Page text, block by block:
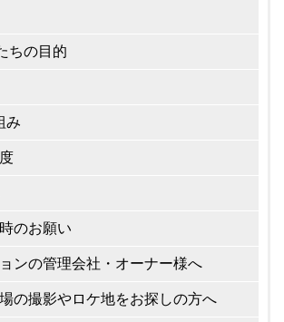
ちの目的
み
のお願い
ンの管理会社・オーナー様へ
の撮影やロケ地をお探しの方へ